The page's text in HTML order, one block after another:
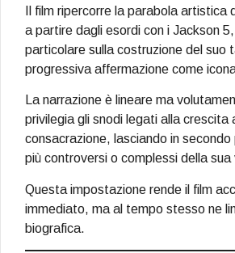
Il film ripercorre la parabola artistica
a partire dagli esordi con i Jackson
particolare sulla costruzione del suo
progressiva affermazione come
La narrazione è lineare ma
privilegia gli snodi legati alla crescita
consacrazione, lasciando in
più controversi o complessi della
Questa impostazione rende il film
immediato, ma al tempo stesso ne
biografica.